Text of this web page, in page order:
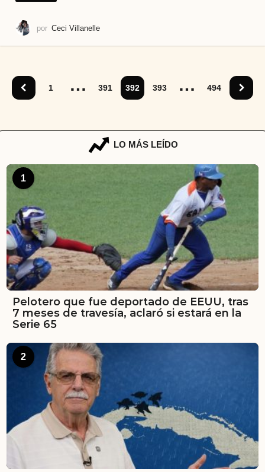
por Ceci Villanelle
1 … 391 392 393 … 494
LO MÁS LEÍDO
1
Pelotero que fue deportado de EEUU, tras
7 meses de travesía, aclaró si estará en la
Serie 65
2